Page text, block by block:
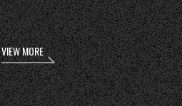
VIEW MORE